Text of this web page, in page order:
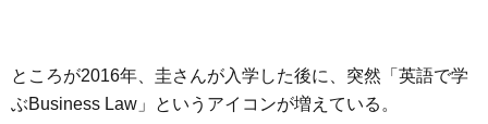
ところが2016年、圭さんが入学した後に、突然「英語で学
ぶBusiness Law」というアイコンが増えている。